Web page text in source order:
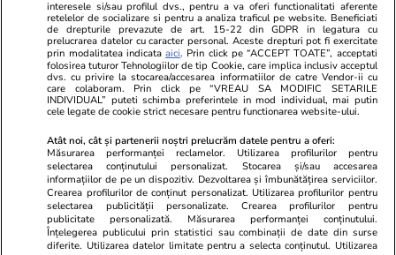
Viva.ro
"Nici acum nu îi știu bine. Nu îi știu familia".
A tăcut luni întregi, dar acum Gina Matache a
spus adevărul despre relația cu ginerele ei,
Radu Siffr...
Unica.ro
Nu și ei! S-au
căsnicie! Cei doi
secret. Nimeni
motiv al
© 2026 Ringier Romania. Toate drepturile rezervate
interesele si/sau profilul dvs., pentru a va oferi functionalitati aferente
retelelor de socializare si pentru a analiza traficul pe website. Beneficiati
de drepturile prevazute de art. 15-22 din GDPR in legatura cu
prelucrarea datelor cu caracter personal. Aceste drepturi pot fi exercitate
prin modalitatea indicataaici. Prin click pe “ACCEPT TOATE”, acceptati
folosirea tuturor Tehnologiilor de tip Cookie, care implica inclusiv acceptul
dvs. cu privire la stocarea/accesarea informatiilor de catre Vendor-ii cu
care colaboram. Prin click pe “VREAU SA MODIFIC SETARILE
INDIVIDUAL” puteti schimba preferintele in mod individual, mai putin
cele legate de cookie strict necesare pentru functionarea website-ului.
Atât noi, cât și partenerii noștri prelucrăm datele pentru a oferi:
Măsurarea performanței reclamelor. Utilizarea profilurilor pentru
selectarea conținutului personalizat. Stocarea și/sau accesarea
informațiilor de pe un dispozitiv. Dezvoltarea și îmbunătățirea serviciilor.
Crearea profilurilor de conținut personalizat. Utilizarea profilurilor pentru
selectarea publicității personalizate. Crearea profilurilor pentru
publicitate personalizată. Măsurarea performanței conținutului.
Înțelegerea publicului prin statistici sau combinații de date din surse
diferite. Utilizarea datelor limitate pentru a selecta conținutul. Utilizarea